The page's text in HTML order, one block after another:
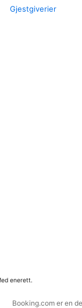
Gjestgiverier
enerett.
Booking.com er en